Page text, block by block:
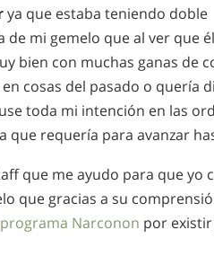
ya que estaba teniendo doble
de mi gemelo que al ver que
bien con muchas ganas de
cosas del pasado o quería
toda mi intención en las
que requería para avanzar
que me ayudo para que
que gracias a su
programa Narconon por